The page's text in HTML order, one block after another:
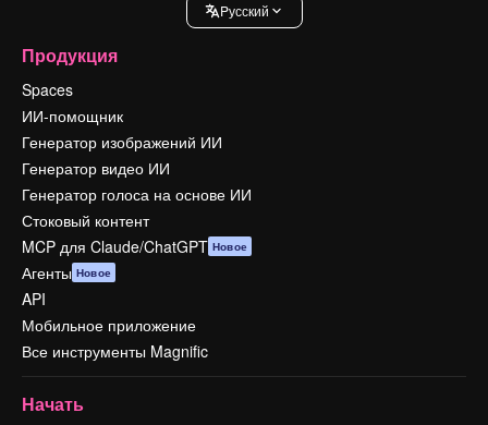
Pусский
Продукция
Spaces
ИИ-помощник
Генератор изображений ИИ
Генератор видео ИИ
Генератор голоса на основе ИИ
Стоковый контент
MCP для Claude/ChatGPT Новое
Агенты Новое
API
Мобильное приложение
Все инструменты Magnific
Начать